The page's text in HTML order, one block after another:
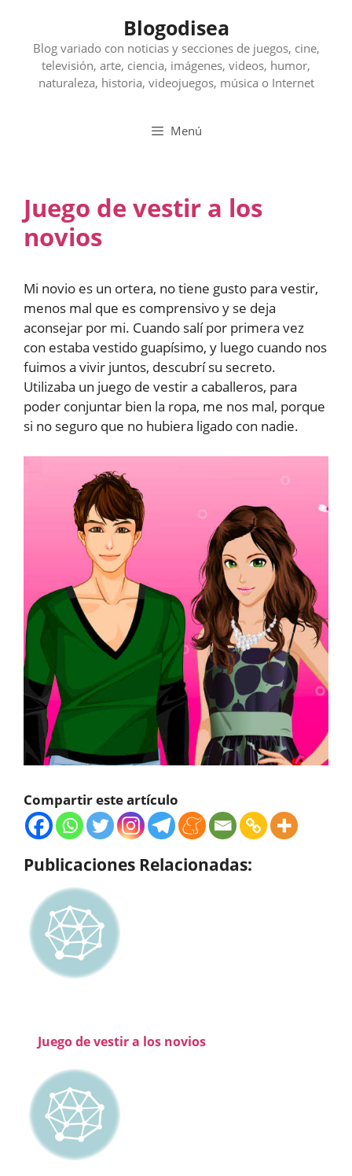
contenido
Blogodisea
Blog variado con noticias y secciones de juegos, cine,
televisión, arte, ciencia, imágenes, videos, humor,
naturaleza, historia, videojuegos, música o Internet
Menú
Juego de vestir a los
novios
Mi novio es un ortera, no tiene gusto para vestir,
menos mal que es comprensivo y se deja
aconsejar por mi. Cuando salí por primera vez
con estaba vestido guapísimo, y luego cuando nos
fuimos a vivir juntos, descubrí su secreto.
Utilizaba un juego de vestir a caballeros, para
poder conjuntar bien la ropa, me nos mal, porque
si no seguro que no hubiera ligado con nadie.
Compartir este artículo
Publicaciones Relacionadas:
Juego de vestir a los novios